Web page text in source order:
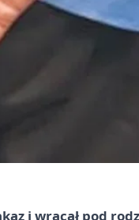
i wracał pod